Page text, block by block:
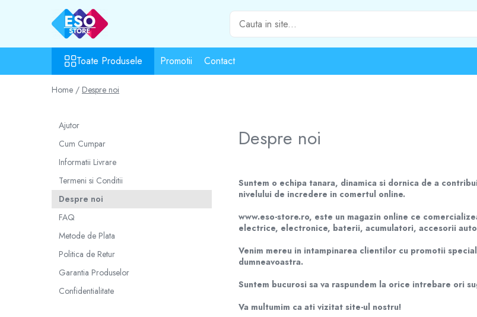
Toate Produsele
Toate Categoriile
Surse de incarcare
Incarcatoare
Incarcatoare auto
Incarcatoare 12V / 6V AGM / VRLA
Surse de iluminat
Toate Produsele Promotii Contact
Home / Despre noi
Despre noi
Suntem o echipa tanara, dinamica si dornica de a
nivelului de incredere in comertul online.
www.eso-store.ro, este un magazin online ce
electrice, electronice, baterii, acumulatori, accesorii
Venim mereu in intampinarea clientilor cu promotii
dumneavoastra.
Suntem bucurosi sa va raspundem la orice intrebare ori
Va multumim ca ati vizitat site-ul nostru!
Ajutor
Cum Cumpar
Informatii Livrare
Termeni si Conditii
Despre noi
FAQ
Metode de Plata
Politica de Retur
Garantia Produselor
Confidentialitate